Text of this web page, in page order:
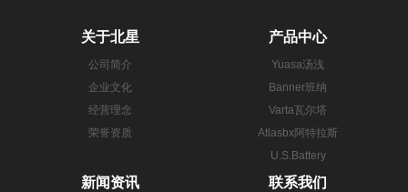
关于北星
公司简介
企业文化
经营理念
荣誉资质
产品中心
Yuasa汤浅
Banner班纳
Varta瓦尔塔
Atlasbx阿特拉斯
U.S.Battery
新闻资讯 联系我们